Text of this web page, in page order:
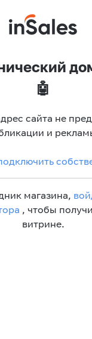
🤖
сайта не
и
магазина,
, чтобы
витрине.